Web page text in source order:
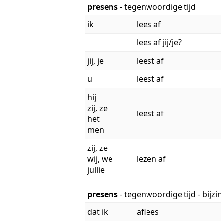
presens- tegenwoordige tijd
ik
lees af
lees af jij/je?
jij, je
leest af
u
leest af
hij
zij, ze
het
men
leest af
zij, ze
wij, we
jullie
lezen af
presens- tegenwoordige tijd -
dat ik
aflees